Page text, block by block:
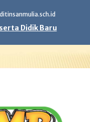
Didik Baru